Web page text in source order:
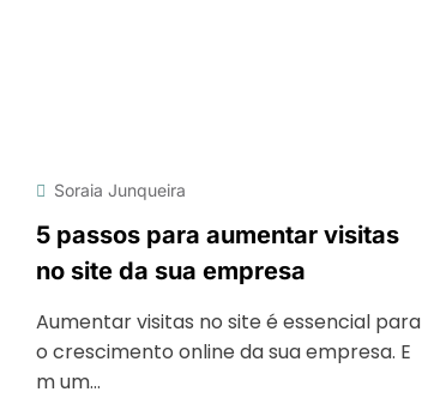
Soraia Junqueira
5 passos para aumentar visitas
no site da sua empresa
Aumentar visitas no site é essencial para
o crescimento online da sua empresa. E
m um…